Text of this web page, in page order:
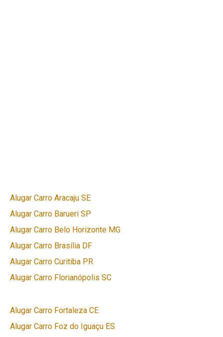
Alugar Carro Aracaju SE
Alugar Carro Barueri SP
Alugar Carro Belo Horizonte MG
Alugar Carro Brasília DF
Alugar Carro Curitiba PR
Alugar Carro Florianópolis SC
Alugar Carro Fortaleza CE
Alugar Carro Foz do Iguaçu ES